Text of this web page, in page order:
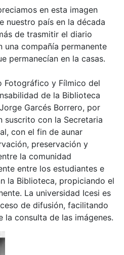
en esta imagen
nuestro país en la década
de trasmitir el diario
una compañía permanente
permanecían en la casas.
Fotográfico y Fílmico del
de la Biblioteca
Garcés Borrero, por
suscrito con la Secretaria
con el fin de aunar
preservación y
la comunidad
entre los estudiantes e
la Biblioteca, propiciando el
La universidad Icesi es
de difusión, facilitando
la consulta de las imágenes.